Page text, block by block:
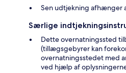
Sen udtjekning afhænger
Særlige
Dette overnatningssted
(tillægsgebyrer kan
overnatningsstedet med
ved hjælp af